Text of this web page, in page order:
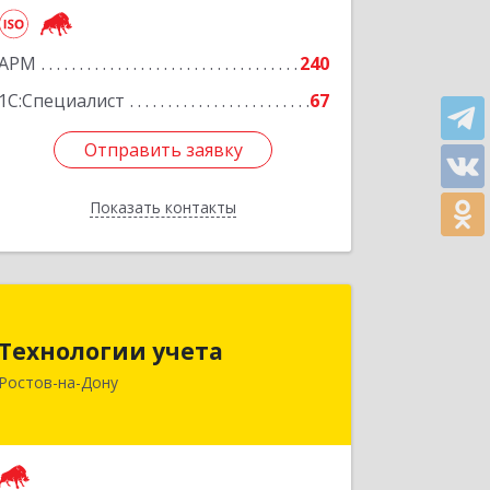
240
1С:Специалист
67
Отправить заявку
Показать контакты
Отправить заявку
Назад
Технологии учета
Ростов-на-Дону
344064, Ростовская обл, Ростов-на-
Дону г, Вавилова ул, дом № 68, оф.309
Подробнее